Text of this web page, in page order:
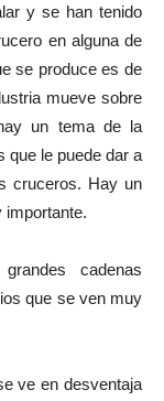
y se han tenido
en alguna de
se produce es de
mueve sobre
un tema de la
que le puede dar a
cruceros. Hay un
importante.
cadenas
que se ven muy
ve en desventaja